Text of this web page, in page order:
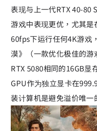
表现与上一代RTX 40-80
游戏中表现更优，尤其是
60fps下运行任何4K游戏
漠》（一款优化极佳的游
RTX 5080相同的16GB显
GPU作为独立显卡在
装计算机是避免溢价唯一